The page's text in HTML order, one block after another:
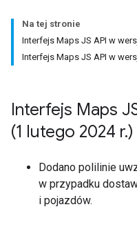
Na tej stronie
Interfejs Maps JS API w
Interfejs Maps JS API w
Interfejs Maps
(1 lutego 2024 r.)
Dodano polilinie
w przypadku
i pojazdów.